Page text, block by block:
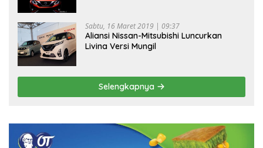
Sabtu, 16 Maret 2019 | 09:37
Aliansi Nissan-Mitsubishi Luncurkan
Livina Versi Mungil
Selengkapnya